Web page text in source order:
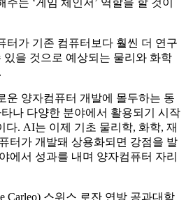
터가 기존 컴퓨터보다 훨씬 더 연구
있을 것으로 예상되는 물리와 화학
운 양자컴퓨터 개발에 몰두하는 동
나 다양한 분야에서 활용되기 시작
다. AI는 이제 기초 물리학, 화학, 재
터가 개발돼 상용화되면 강점을 발
에서 성과를 내며 양자컴퓨터 자리
Carleo) 스위스 로잔 연방 공과대학